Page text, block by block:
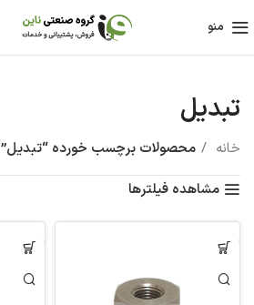
منو
تبدیل
خانه محصولات برچسب خورده “تبدیل”
مشاهده فیلترها